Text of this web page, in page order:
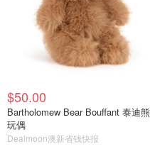
$50.00
Bartholomew Bear Bouffant 泰迪熊
玩偶
Dealmoon澳新省钱快报